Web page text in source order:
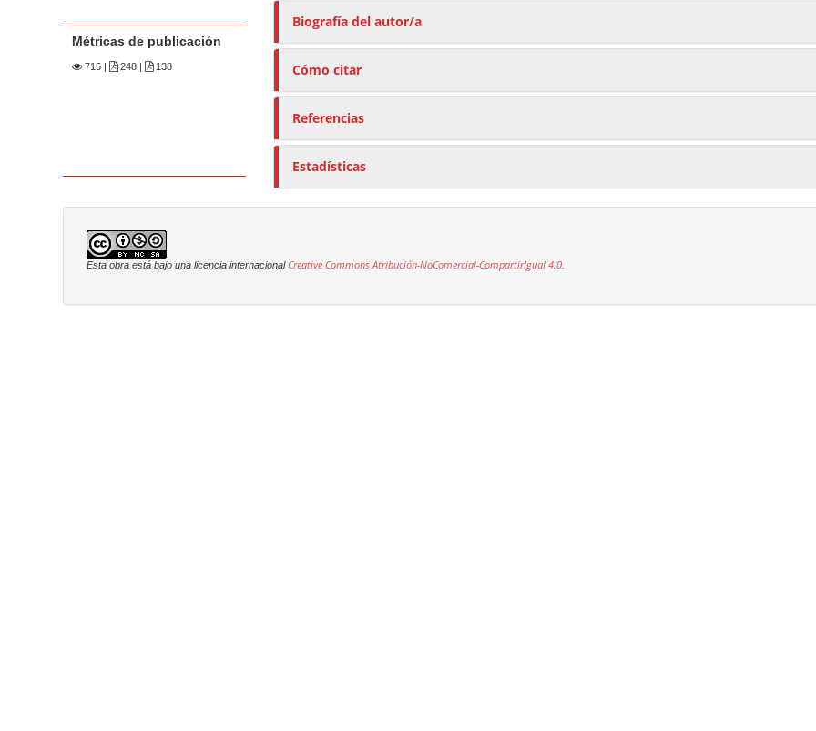
Métricas de publicación
715| 248 | 138
Biografía del autor/a
Cómo citar
Referencias
Estadísticas
Esta obra está bajo una licencia internacional Creative Commons Atribución-NoComercial-CompartirIgual 4.0.